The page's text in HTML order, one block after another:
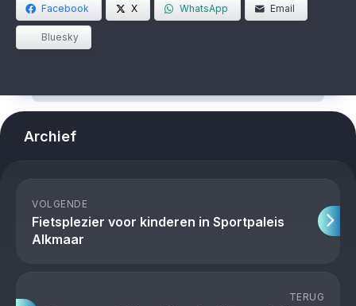
Facebook X WhatsApp Email
Bluesky
Archief
VOLGENDE
Fietsplezier voor kinderen in Sportpaleis
Alkmaar
TERUG